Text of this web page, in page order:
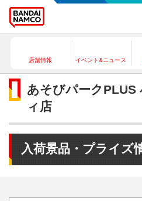
店舗情報 イベント&ニュース
あそびパークPLUS
ィ店
入荷景品・プライズ